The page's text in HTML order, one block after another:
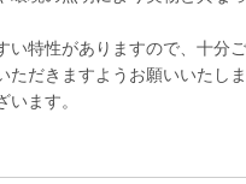
特性がありますので、十分ご
だきますようお願いいたしま
ます。